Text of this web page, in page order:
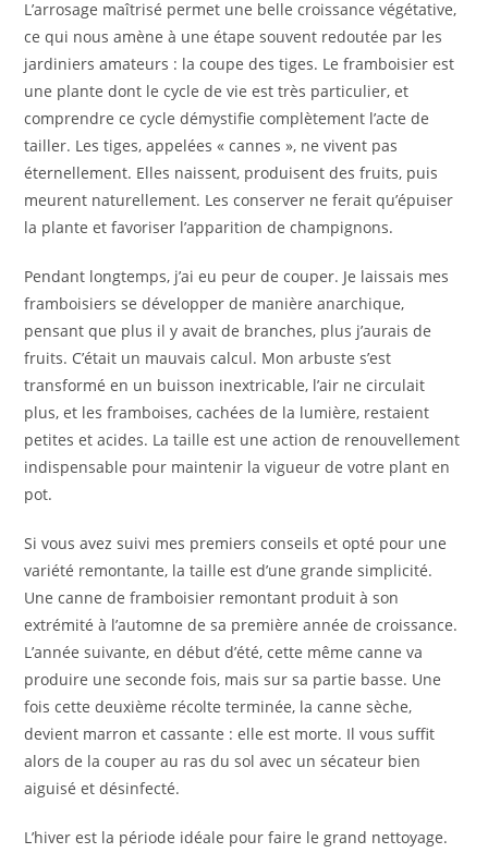
L’arrosage maîtrisé permet une belle croissance végétative,
ce qui nous amène à une étape souvent redoutée par les
jardiniers amateurs : la coupe des tiges. Le framboisier est
une plante dont le cycle de vie est très particulier, et
comprendre ce cycle démystifie complètement l’acte de
tailler. Les tiges, appelées « cannes », ne vivent pas
éternellement. Elles naissent, produisent des fruits, puis
meurent naturellement. Les conserver ne ferait qu’épuiser
la plante et favoriser l’apparition de champignons.
Pendant longtemps, j’ai eu peur de couper. Je laissais mes
framboisiers se développer de manière anarchique,
pensant que plus il y avait de branches, plus j’aurais de
fruits. C’était un mauvais calcul. Mon arbuste s’est
transformé en un buisson inextricable, l’air ne circulait
plus, et les framboises, cachées de la lumière, restaient
petites et acides. La taille est une action de renouvellement
indispensable pour maintenir la vigueur de votre plant en
pot.
Si vous avez suivi mes premiers conseils et opté pour une
variété remontante, la taille est d’une grande simplicité.
Une canne de framboisier remontant produit à son
extrémité à l’automne de sa première année de croissance.
L’année suivante, en début d’été, cette même canne va
produire une seconde fois, mais sur sa partie basse. Une
fois cette deuxième récolte terminée, la canne sèche,
devient marron et cassante : elle est morte. Il vous suffit
alors de la couper au ras du sol avec un sécateur bien
aiguisé et désinfecté.
L’hiver est la période idéale pour faire le grand nettoyage.